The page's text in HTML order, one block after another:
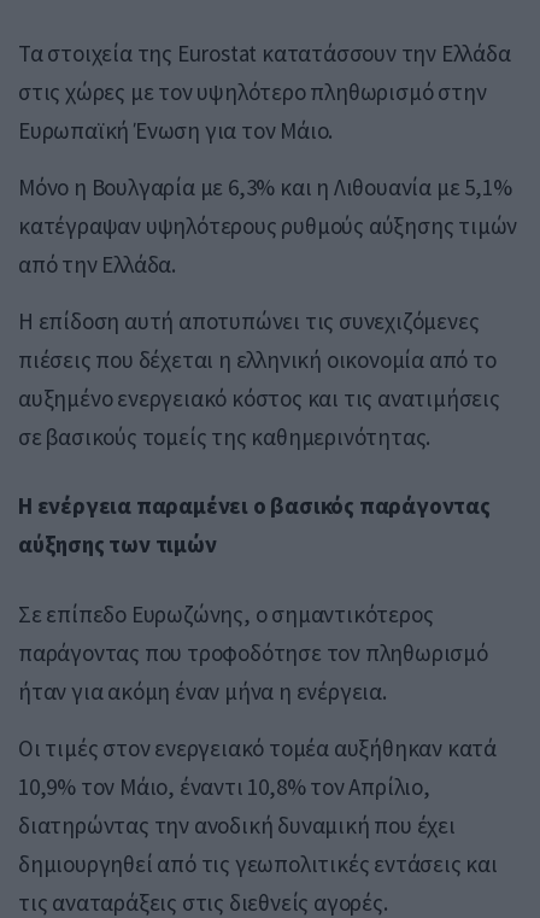
Τα στοιχεία της Eurostat κατατάσσουν την Ελλάδα
στις χώρες με τον υψηλότερο πληθωρισμό στην
Ευρωπαϊκή Ένωση για τον Μάιο.
Μόνο η Βουλγαρίαμε 6,3% και η Λιθουανία με 5,1%
κατέγραψαν υψηλότερους ρυθμούς αύξησης τιμών
από την Ελλάδα.
Η επίδοση αυτή αποτυπώνει τις συνεχιζόμενες
πιέσεις που δέχεται η ελληνική οικονομία από το
αυξημένο ενεργειακό κόστος και τις ανατιμήσεις
σε βασικούς τομείς της καθημερινότητας.
Η ενέργεια παραμένει ο βασικός παράγοντας
αύξησης των τιμών
Σε επίπεδο Ευρωζώνης, ο σημαντικότερος
παράγοντας που τροφοδότησε τον πληθωρισμό
ήταν για ακόμη έναν μήνα η ενέργεια.
Οι τιμές στον ενεργειακό τομέα αυξήθηκαν κατά
10,9% τον Μάιο, έναντι 10,8% τον Απρίλιο,
διατηρώντας την ανοδική δυναμική που έχει
δημιουργηθεί από τις γεωπολιτικές εντάσεις και
τις αναταράξεις στις διεθνείς αγορές.